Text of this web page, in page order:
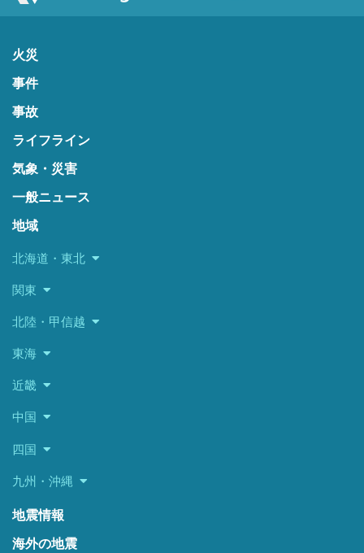
火災
事件
事故
ライフライン
気象・災害
一般ニュース
地域
北海道・東北
関東
北陸・甲信越
東海
近畿
中国
四国
九州・沖縄
地震情報
海外の地震